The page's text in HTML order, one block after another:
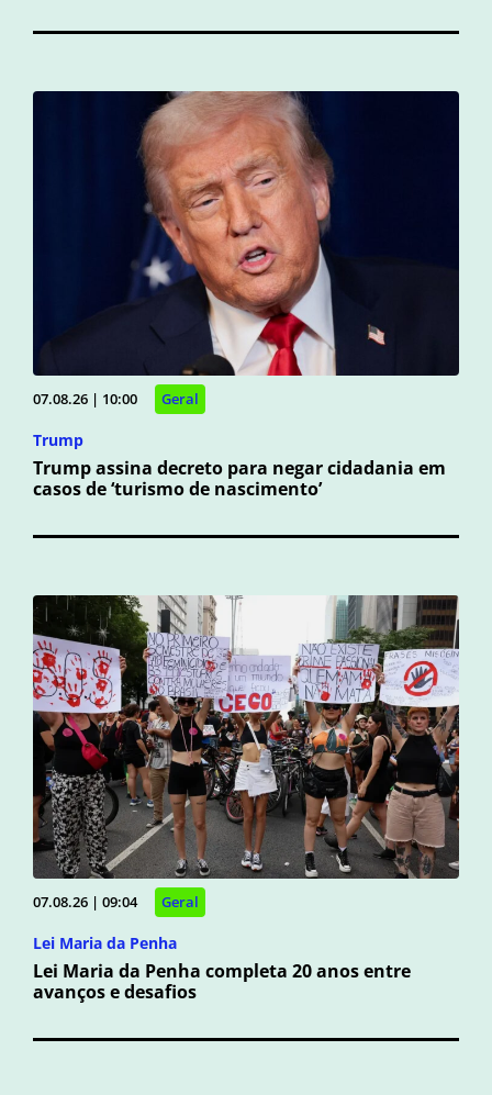
07.08.26 | 10:00 Geral
Trump
Trump assina decreto para negar cidadania em
casos de ‘turismo de nascimento’
07.08.26 | 09:04 Geral
Lei Maria da Penha
Lei Maria da Penha completa 20 anos entre
avanços e desafios